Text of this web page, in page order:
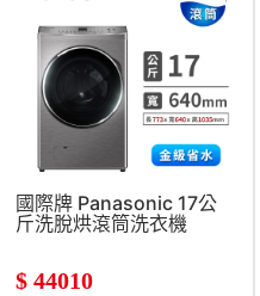
國際牌 Panasonic 17公
斤洗脫烘滾筒洗衣機
$ 44010